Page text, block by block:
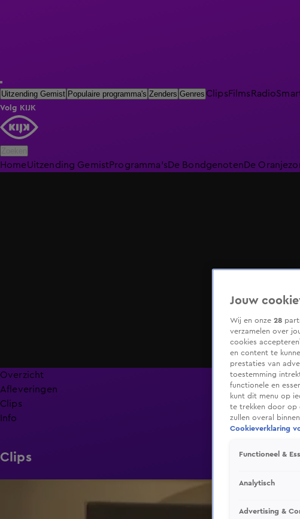
Uitzending Gemist Populaire programma's Zenders Genres ClipsFilmsRadio
Volg KIJK
HomeUitzending GemistProgramma'sDe BondgenotenDe
Overzicht
Afleveringen
Clips
Info
Clips
Jouw
Wij en onze 28
verzamelen over
cookies
en content te
prestaties van
toestemming
functionele en
kunt dit menu op
te trekken door op
zullen overal
Cookieverklaring
Functioneel &
Analytisch
Advertising &